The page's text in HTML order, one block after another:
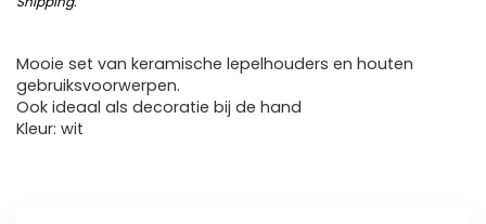
Mooie set van keramische lepelhouders en houten
gebruiksvoorwerpen.
Ook ideaal als decoratie bij de hand
Kleur: wit